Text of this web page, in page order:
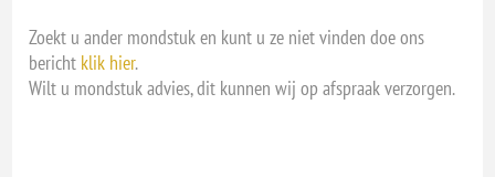
Zoekt u ander mondstuk en kunt u ze niet vinden doe ons
bericht klik hier.
Wilt u mondstuk advies, dit kunnen wij op afspraak verzorgen.